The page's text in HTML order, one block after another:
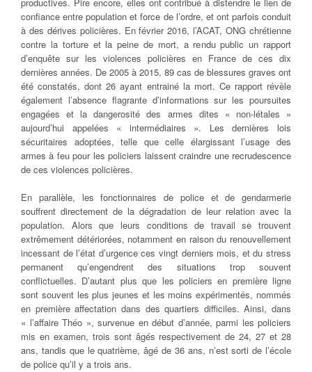
confiance entre population et force de l’ordre, et ont parfois conduit
à des dérives policières. En février 2016, l’ACAT, ONG chrétienne
contre la torture et la peine de mort, a rendu public un rapport
d’enquête sur les violences policières en France de ces dix
dernières années. De 2005 à 2015, 89 cas de blessures graves ont
été constatés, dont 26 ayant entrainé la mort. Ce rapport révèle
également l’absence flagrante d’informations sur les poursuites
engagées et la dangerosité des armes dites « non-létales »
aujourd’hui appelées « intermédiaires ». Les dernières lois
sécuritaires adoptées, telle que celle élargissant l’usage des
armes à feu pour les policiers laissent craindre une recrudescence
de ces violences policières.
En parallèle, les fonctionnaires de police et de gendarmerie
souffrent directement de la dégradation de leur relation avec la
population. Alors que leurs conditions de travail se trouvent
extrêmement détériorées, notamment en raison du renouvellement
incessant de l’état d’urgence ces vingt derniers mois, et du stress
permanent qu’engendrent des situations trop souvent
conflictuelles. D’autant plus que les policiers en première ligne
sont souvent les plus jeunes et les moins expérimentés, nommés
en première affectation dans des quartiers difficiles. Ainsi, dans
« l’affaire Théo », survenue en début d’année, parmi les policiers
mis en examen, trois sont âgés respectivement de 24, 27 et 28
ans, tandis que le quatrième, âgé de 36 ans, n’est sorti de l’école
de police qu’il y a trois ans.